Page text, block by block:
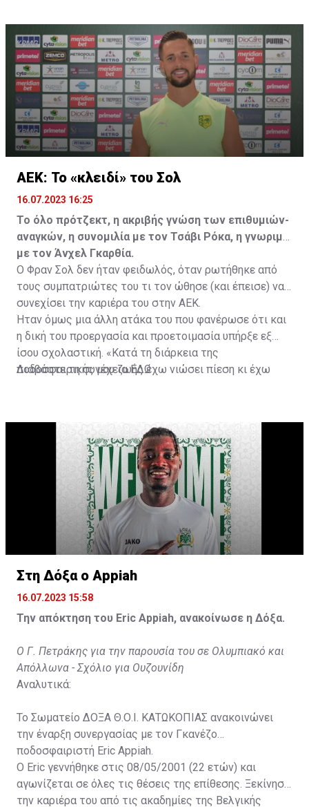
να λύσει το συμβόλαιό του, ώστε να μετακομίσει
ελεύθερα σε οποιαδήποτε νέα ομάδα το τρέχον
καλοκαίρι.
ΑΕΚ: Το «κλειδί» του Σολ
16.07.2023 16:25
Το όλο πρότζεκτ, η ακριβής γνώση των επιθυμιών-
αναγκών, η συνομιλία με τον Τσάβι Ρόκα, η γνωριμία
με τον Άνχελ Γκαρθία.
Ο Φραν Σολ δεν ήταν φειδωλός, όταν ρωτήθηκε από
τους συμπατριώτες του τι τον ώθησε (και έπεισε) να
συνεχίσει την καριέρα του στην ΑΕΚ.
Ήταν όμως μια άλλη ατάκα του που φανέρωσε ότι και
η δική του προεργασία και προετοιμασία υπήρξε εξ
ίσου σχολαστική. «Κατά τη διάρκεια της
ποδοσφαιρικής μου ζωής έχω νιώσει πίεση κι έχω
Διαβάστε τη συνέχειαΕΔΩ
Στη Δόξα ο Appiah
16.07.2023 15:58
Την απόκτηση του Eric Appiah, ανακοίνωσε η Δόξα.
Ο Γ. Πετράκης για την παρουσία του σε Ολυμπιακό και
Απόλλωνα - Σχόλιο για Ουζουνίδη
Αναλυτικά:
Το Σωματείο ΔΟΞΑ Θ.Ο.Ι. ΚΑΤΩΚΟΠΙΑΣ ανακοινώνει
την έναρξη συνεργασίας με τον Γκανέζο
ποδοσφαιριστή Eric Appiah.
Ο Eric γεννήθηκε στις 08/05/2001 (22 ετών) και
αγωνίζεται σε όλες τις θέσεις της επίθεσης. Ξεκίνησε
την καριέρα του από τις ακαδημίες της Βελγικής